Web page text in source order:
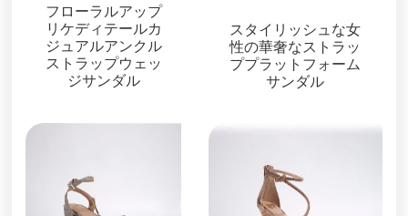
フローラルアップ
リケディテールカ
ジュアルアンクル
ストラップウェッ
ジサンダル
スタイリッシュな女
性の華奢なストラッ
ププラットフォーム
サンダル